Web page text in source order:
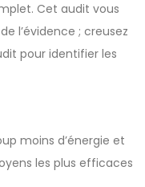
Cet audit vous
l’évidence ; creusez
pour identifier les
moins d’énergie et
les plus efficaces